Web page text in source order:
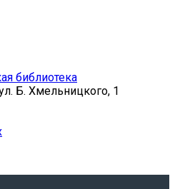
библиотека
Б. Хмельницкого, 1